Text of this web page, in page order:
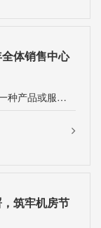
体销售中心
重要的是要记住，我们在这里的使命是提供一种产品或服务，可以在竞争中获得竞争优势，···
筑牢机房节